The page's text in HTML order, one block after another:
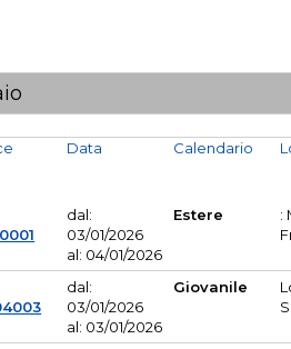
Data
dal:
03/01/2026
al: 04/01/2026
Calendario
Estere
:
dal:
03/01/2026
al: 03/01/2026
Giovanile